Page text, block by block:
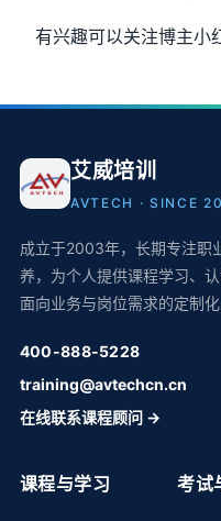
有兴趣可以关注博主小
艾威培训
AVTECH · SINCE
成立于2003年，长期专注职
养，为个人提供课程学习、
面向业务与岗位需求的定制化
400-888-5228
training@avtechcn.cn
在线联系课程顾问 →
课程与学习 考试